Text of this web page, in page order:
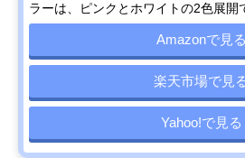
ラーは、ピンクとホワイトの2色展開
Amazonで見る
楽天市場で見
Yahoo!で見る